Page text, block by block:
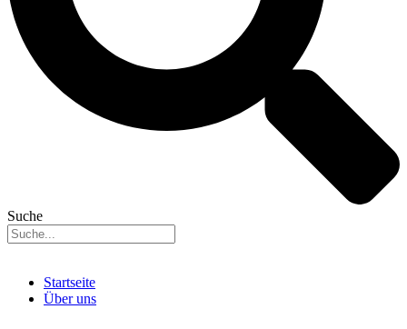
Suche
Startseite
Über uns